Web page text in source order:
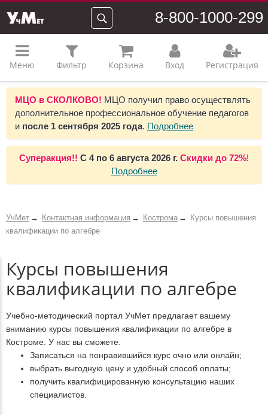
8-800-1000-299
Меню Фильтр Корзина Вход Регистрация
МЦО в СКОЛКОВО! МЦО получил право осуществлять
дополнительное профессиональное обучение педагогов
и после 1 сентября 2025 года. Подробнее
Суперакция!! С 4 по 6 августа 2026 г. Скидки до 72%!
Подробнее
УчМет Контактная информация Кострома
Курсы повышения
квалификации по алгебре
Курсы повышения
квалификации по алгебре
Учебно-методический портал УчМет предлагает вашему
вниманию курсы повышения квалификации по алгебре в
Костроме. У нас вы сможете:
Записаться на понравившийся курс очно или онлайн;
выбрать выгодную цену и удобный способ оплаты;
получить квалифицированную консультацию наших
специалистов.